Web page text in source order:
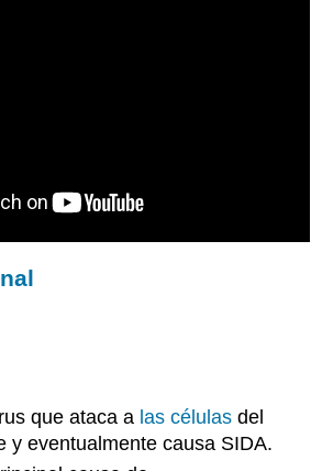
que ataca a las células del
y eventualmente causa SIDA.